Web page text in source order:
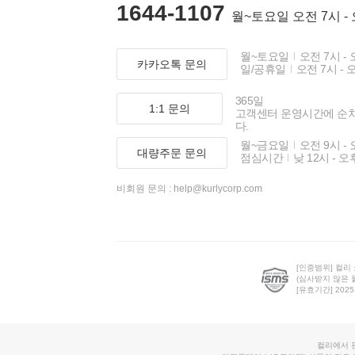
1644-1107 월~토요일 오전 7시 -
카카오톡 문의
월~토요일
오전 7시 -
일/공휴일
오전 7시 -
1:1 문의
365일
고객센터 운영시간에 순
다.
대량주문 문의
월~금요일
오전 9시 -
점심시간
낮 12시 - 오
비회원 문의 : help@kurlycorp.com
[인증범위] 컬리
(심사받지 않은
[유효기간]
컬리에서